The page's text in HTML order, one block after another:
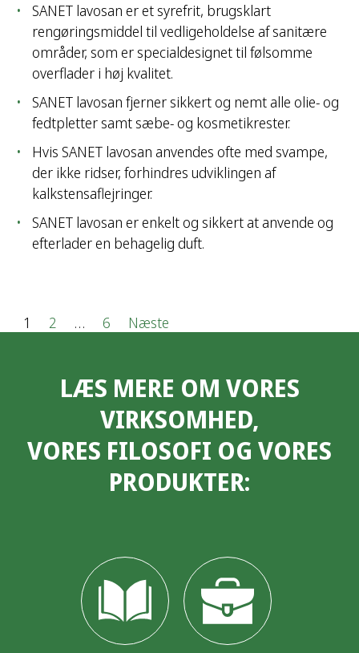
SANET lavosan er et syrefrit, brugsklart
rengøringsmiddel til vedligeholdelse af sanitære
områder, som er specialdesignet til følsomme
overflader i høj kvalitet.
SANET lavosan fjerner sikkert og nemt alle olie- og
fedtpletter samt sæbe- og kosmetikrester.
Hvis SANET lavosan anvendes ofte med svampe,
der ikke ridser, forhindres udviklingen af
kalkstensaflejringer.
SANET lavosan er enkelt og sikkert at anvende og
efterlader en behagelig duft.
I
æ
1 2 … 6 Næste
LÆS MERE OM VORES
VIRKSOMHED,
VORES FILOSOFI OG VORES
PRODUKTER: